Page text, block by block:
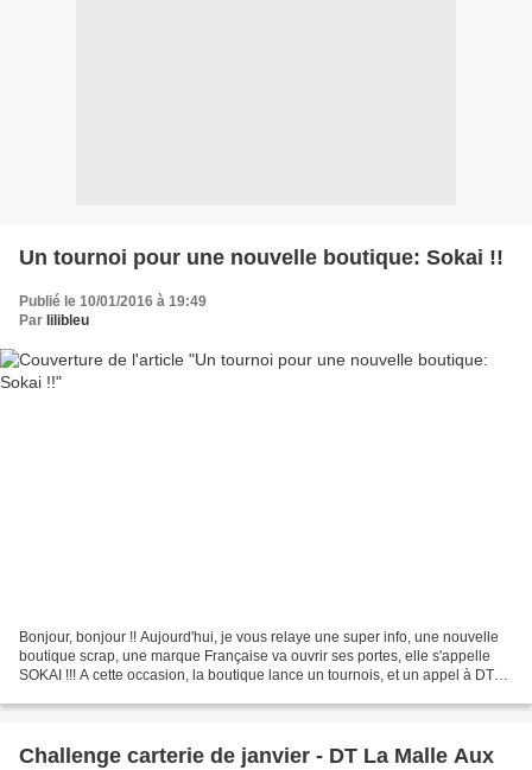
Un tournoi pour une nouvelle boutique: Sokai !!
Publié le 10/01/2016 à 19:49
Par lilibleu
Bonjour, bonjour !! Aujourd'hui, je vous relaye une super info, une nouvelle
boutique scrap, une marque Française va ouvrir ses portes, elle s'appelle
SOKAI !!! A cette occasion, la boutique lance un tournois, et un appel à DT
Challenge carterie de janvier - DT La Malle Aux